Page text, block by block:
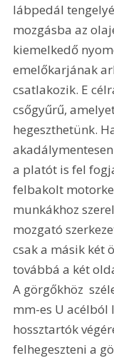
lábpedál
mozgásba az
kiemelkedő
emelőkarjának
csatlakozik. E
csőgyűrű,
hegeszthetünk.
a platót is fel
felbakolt
munkákhoz
mozgató
csak a másik két
továbbá a két
A görgőkhöz 
mm-es U acélból
hossztartók
felhegeszteni a